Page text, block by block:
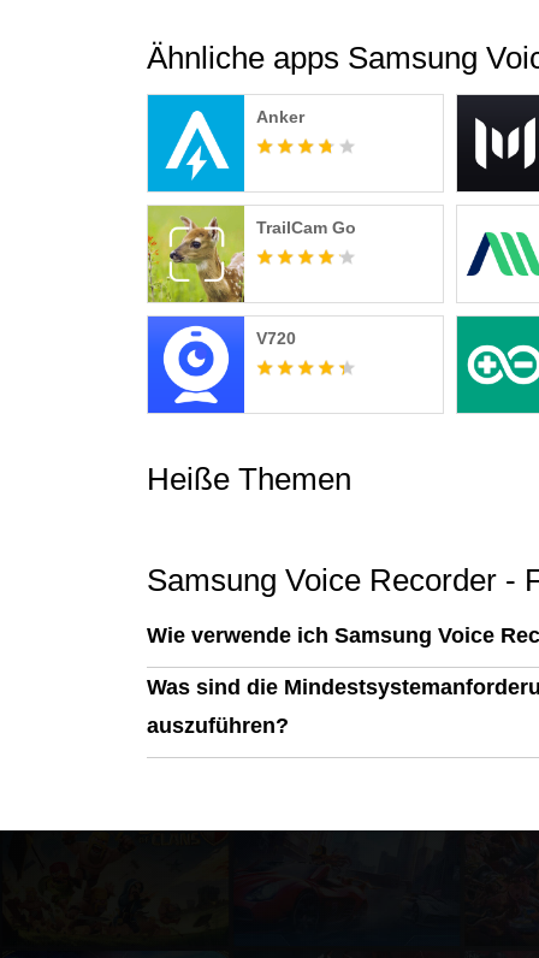
Ähnliche apps Samsung
Anker
TrailCam Go
V720
Heiße Themen
Samsung Voice Recorder -
Wie verwende ich Samsung Voice
Was sind die
auszuführen?